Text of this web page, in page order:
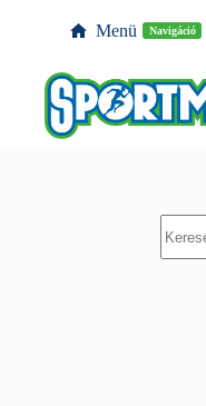
Menü Navigáció
results